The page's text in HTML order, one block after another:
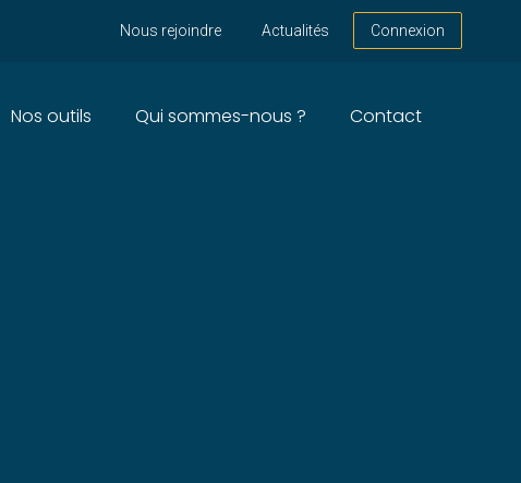
Nous rejoindre Actualités Connexion
Nos outils Qui sommes-nous ? Contact
ANNÉE 2025